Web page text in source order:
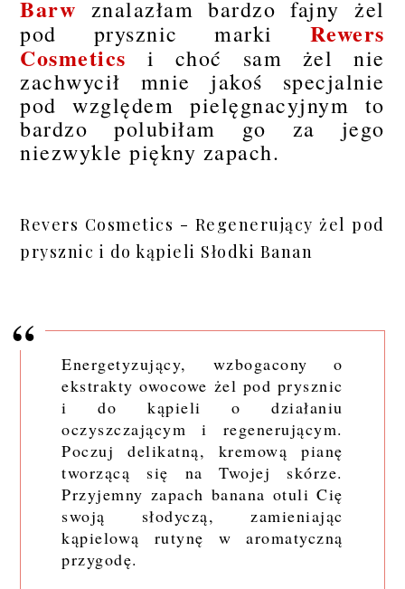
Barw znalazłam bardzo fajny żel
pod prysznic marki Rewers
Cosmetics i choć sam żel nie
zachwycił mnie jakoś specjalnie
pod względem pielęgnacyjnym to
bardzo polubiłam go za jego
niezwykle piękny zapach.
Revers Cosmetics - Regenerujący żel pod
prysznic i do kąpieli Słodki Banan
Energetyzujący, wzbogacony o
ekstrakty owocowe żel pod prysznic
i do kąpieli o działaniu
oczyszczającym i regenerującym.
Poczuj delikatną, kremową pianę
tworzącą się na Twojej skórze.
Przyjemny zapach banana otuli Cię
swoją słodyczą, zamieniając
kąpielową rutynę w aromatyczną
przygodę.